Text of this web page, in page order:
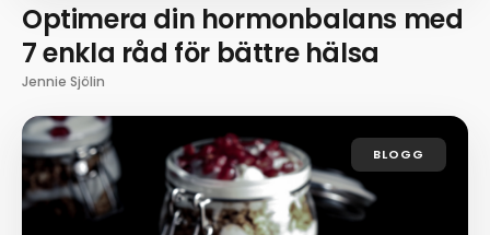
Optimera din hormonbalans med
7 enkla råd för bättre hälsa
Jennie Sjölin
BLOGG